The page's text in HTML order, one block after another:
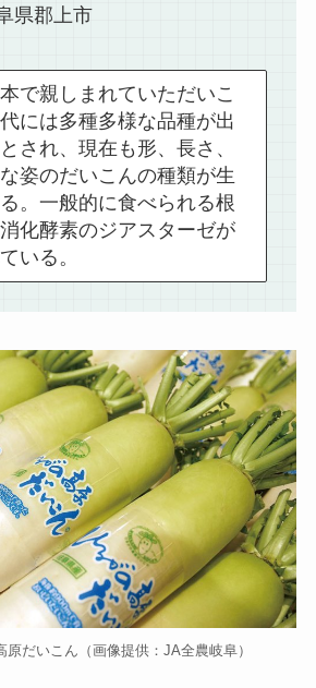
県郡上市
で親しまれていただいこ
には多種多様な品種が出
され、現在も形、長さ、
姿のだいこんの種類が生
。一般的に食べられる根
化酵素のジアスターゼが
いる。
だいこん（画像提供：JA全農岐阜）